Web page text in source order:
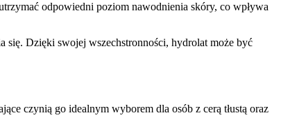
odpowiedni poziom nawodnienia skóry, co wpływa
się. Dzięki swojej wszechstronności, hydrolat może być
czynią go idealnym wyborem dla osób z cerą tłustą oraz